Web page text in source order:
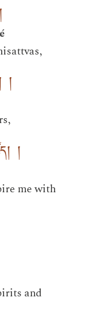
།
།
me with
and